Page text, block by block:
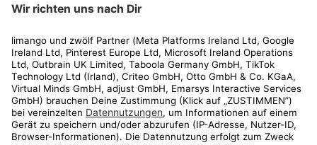
Kundenservice
Shop
Aktionen